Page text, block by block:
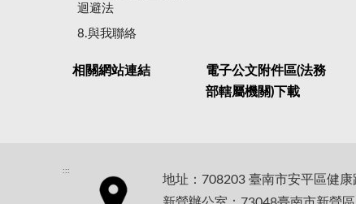
迴避法
8.與我聯絡
相關網站連結
電子公文附件區(法務
部轄屬機關)下載
:::
地址：708203 臺南市安平區健